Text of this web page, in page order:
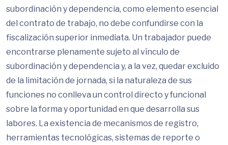
subordinación y dependencia, como elemento esencial
del contrato de trabajo, no debe confundirse con la
fiscalización superior inmediata. Un trabajador puede
encontrarse plenamente sujeto al vínculo de
subordinación y dependencia y, a la vez, quedar excluido
de la limitación de jornada, si la naturaleza de sus
funciones no conlleva un control directo y funcional
sobre la forma y oportunidad en que desarrolla sus
labores. La existencia de mecanismos de registro,
herramientas tecnológicas, sistemas de reporte o